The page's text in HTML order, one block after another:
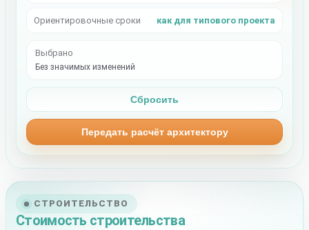
СТРОИТЕЛЬСТВО
Стоимость строительства
Ориентировочные сроки как для типового проекта
Выбрано
Без значимых изменений
Сбросить
Передать расчёт архитектору